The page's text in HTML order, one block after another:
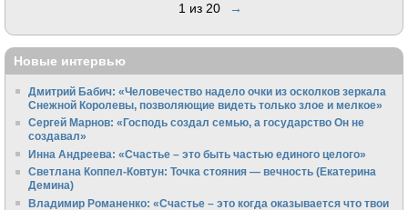
1 из 20 →
Новые интервью
Дмитрий Бабич: «Человечество надело очки из осколков зеркала
Снежной Королевы, позволяющие видеть только злое и мелкое»
Сергей Марнов: «Господь создал семью, а государство Он не
создавал»
Инна Андреева: «Счастье – это быть частью единого целого»
Светлана Коппел-Ковтун: Точка стояния — вечность (Екатерина
Демина)
Владимир Романенко: «Счастье – это когда оказывается что твои